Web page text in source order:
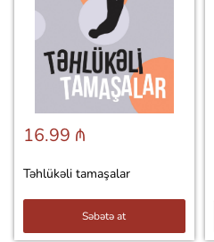
16.99 ₼
Təhlükəli tamaşalar
Səbətə at